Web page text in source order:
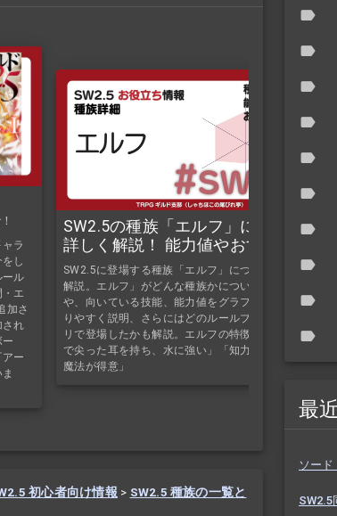
ラ
し
ル
エ
加さ
れ
ー
SW2.5の種族「エルフ」について
詳しく解説！ 能力値やおすすめ技
能・希少種などを紹介！
SW2.5に登場する種族「エルフ」について詳しく
解説。エルフ」がどんな種族かについての紹介
や、向いている技能、能力値をグラフと表でわか
りやすく説明、さらにはどのルールブック・サプ
リで登場したかも解説。エルフの特徴：「高身長
で尖った耳を持ち、水に強い」「知力が高いため
魔法が得意」
初心者向け情報 > SW2.5 種族の一覧と
最
ソー